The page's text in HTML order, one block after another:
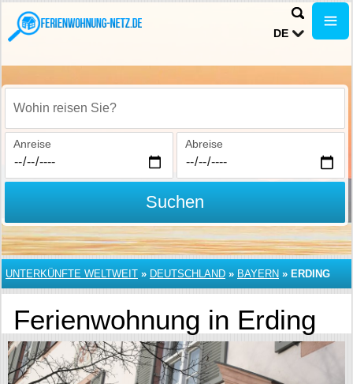
DE
Wohin reisen Sie?
Anreise Abreise
Suchen
UNTERKÜNFTE WELTWEIT » DEUTSCHLAND » BAYERN » ERDING
Ferienwohnung in Erding